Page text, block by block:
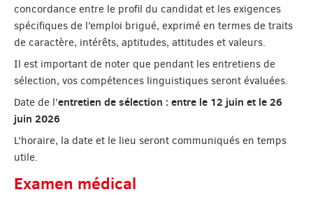
concordance entre le profil du candidat et les exigences
spécifiques de l’emploi brigué, exprimé en termes de traits
de caractère, intérêts, aptitudes, attitudes et valeurs.
Il est important de noter que pendant les entretiens de
sélection, vos compétences linguistiques seront évaluées.
Date de l’entretien de sélection : entre le 12 juin et le 26
juin 2026
L'horaire, la date et le lieu seront communiqués en temps
utile.
Examen médical